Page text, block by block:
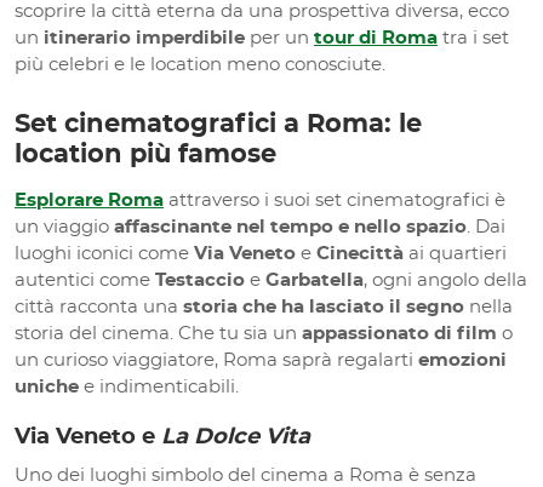
scoprire la città eterna da una prospettiva diversa, ecco
un itinerario imperdibile per un tour di Roma tra i set
più celebri e le location meno conosciute.
Set cinematografici a Roma: le
location più famose
Esplorare Roma attraverso i suoi set cinematografici è
un viaggio affascinante nel tempo e nello spazio. Dai
luoghi iconici come Via Veneto e Cinecittà ai quartieri
autentici come Testaccio e Garbatella, ogni angolo della
città racconta una storia che ha lasciato il segno nella
storia del cinema. Che tu sia un appassionato di film o
un curioso viaggiatore, Roma saprà regalarti emozioni
uniche e indimenticabili.
Via Veneto e La Dolce Vita
Uno dei luoghi simbolo del cinema a Roma è senza